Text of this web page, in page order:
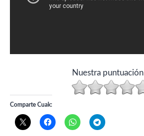
Nuestra puntuación
Comparte Cuak: